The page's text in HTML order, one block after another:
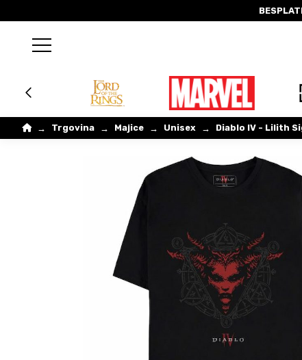
Home
→ Trgovina → Majice → Unisex → Diablo IV - Lilith